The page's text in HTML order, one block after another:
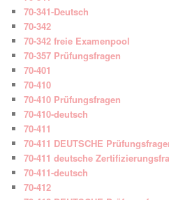
70-341-Deutsch
70-342
70-342 freie Examenpool
70-357 Prüfungsfragen
70-401
70-410
70-410 Prüfungsfragen
70-410-deutsch
70-411
70-411 DEUTSCHE
70-411 deutsche
70-411-deutsch
70-412